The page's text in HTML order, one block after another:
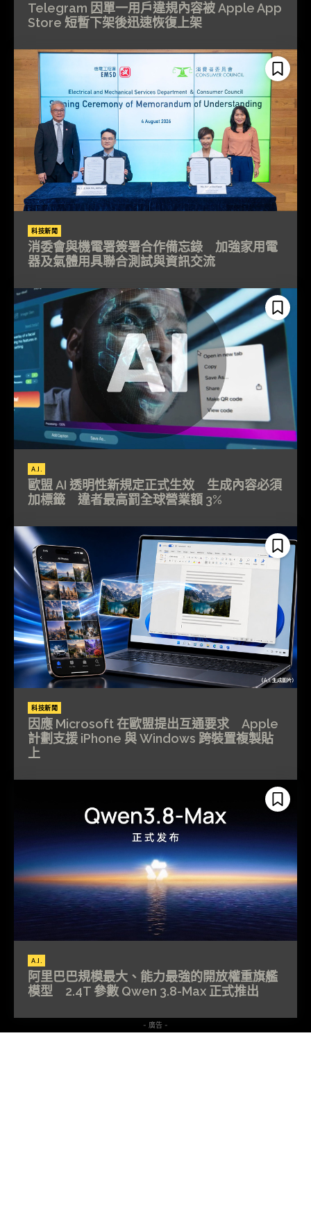
Telegram 因單一用戶違規內容被 Apple App
Store 短暫下架後迅速恢復上架
科技新聞
消委會與機電署簽署合作備忘錄 加強家用電
器及氣體用具聯合測試與資訊交流
A.I.
歐盟 AI 透明性新規定正式生效 生成內容必須
加標籤 違者最高罰全球營業額 3%
科技新聞
因應 Microsoft 在歐盟提出互通要求 Apple
計劃支援 iPhone 與 Windows 跨裝置複製貼
上
A.I.
阿里巴巴規模最大、能力最強的開放權重旗艦
模型 2.4T 參數 Qwen 3.8-Max 正式推出
- 廣告 -